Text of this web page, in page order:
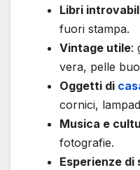
Libri
fuori stampa.
Vintage utile:
vera, pelle
Oggetti di
cornici,
Musica e
fotografie.
Esperienze di